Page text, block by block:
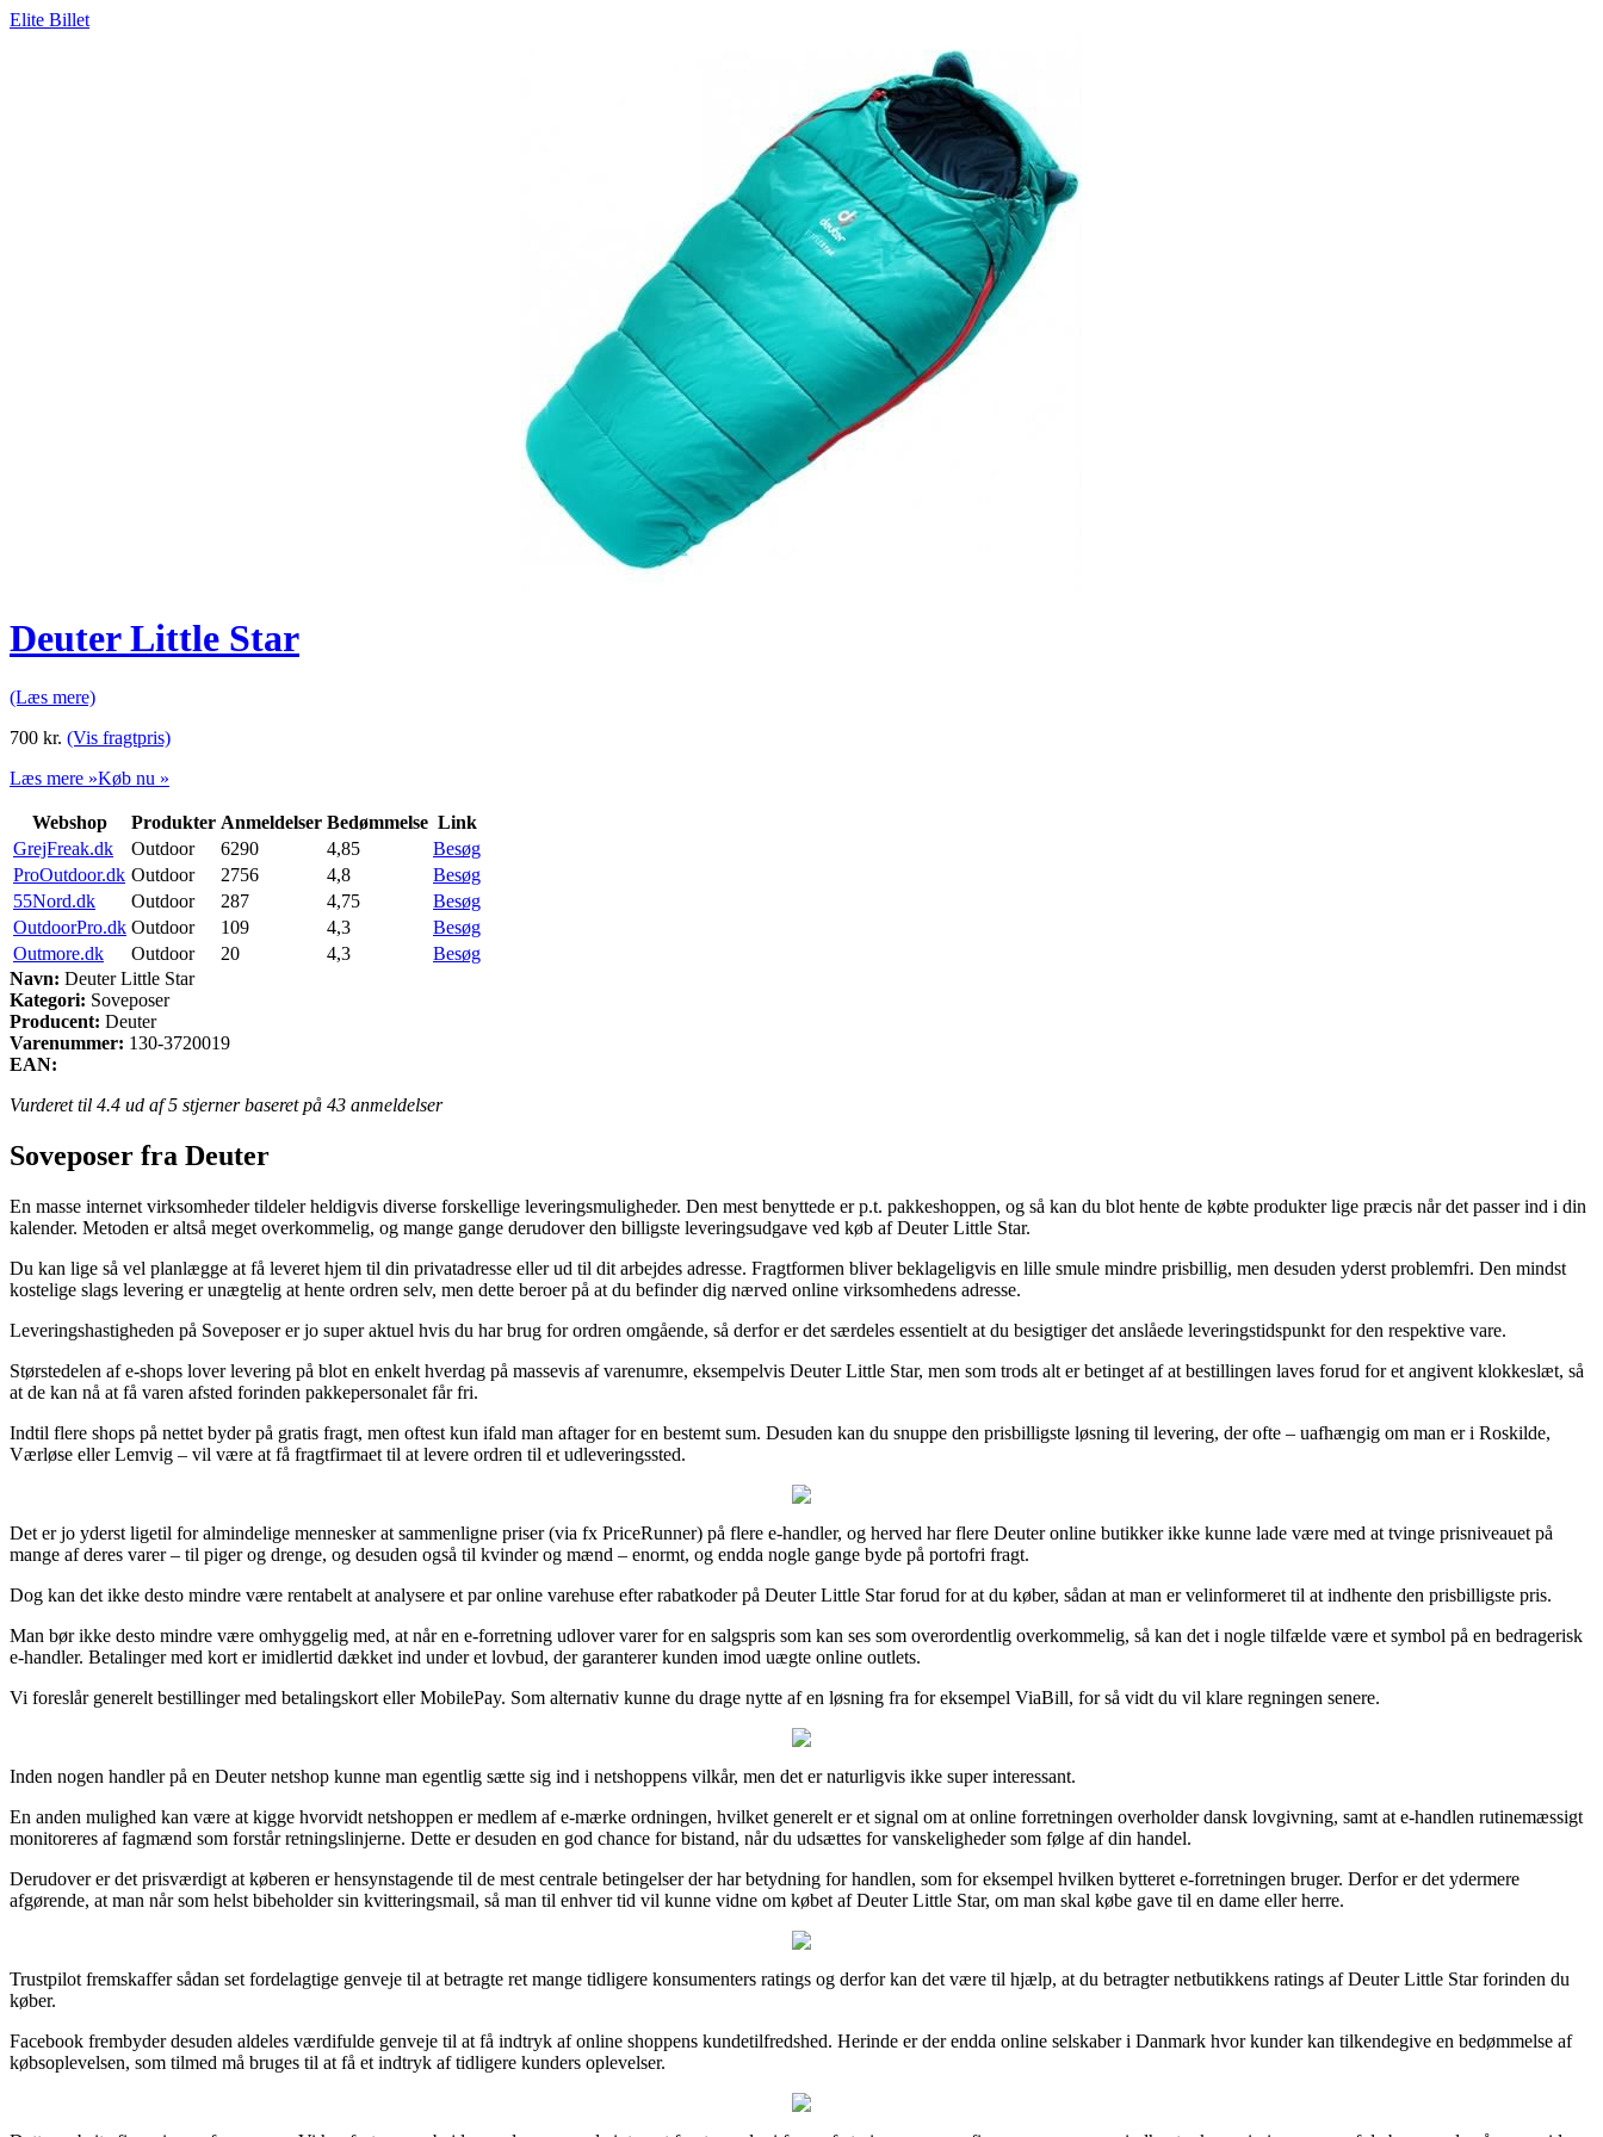
Elite Billet
Deuter Little Star
(Læs mere)
700 kr. (Vis fragtpris)
Læs mere »Køb nu »
Webshop Produkter Anmeldelser Bedømmelse Link
GrejFreak.dk
Outdoor 6290 4,85
Besøg
ProOutdoor.dk Outdoor 2756 4,8
Besøg
55Nord.dk
Outdoor 287 4,75
Besøg
OutdoorPro.dk Outdoor 109 4,3
Besøg
Outmore.dk
Outdoor 20 4,3
Besøg
Navn: Deuter Little Star
Kategori: Soveposer
Producent: Deuter
Varenummer: 130-3720019
EAN:
Vurderet til 4.4 ud af 5 stjerner baseret på 43 anmeldelser
Soveposer fra Deuter
En masse internet virksomheder tildeler heldigvis diverse forskellige leveringsmuligheder. Den mest benyttede er p.t. pakkeshoppen, og så kan du blot hente de købte produkter lige præcis når det passer ind i din
kalender. Metoden er altså meget overkommelig, og mange gange derudover den billigste leveringsudgave ved køb af Deuter Little Star.
Du kan lige så vel planlægge at få leveret hjem til din privatadresse eller ud til dit arbejdes adresse. Fragtformen bliver beklageligvis en lille smule mindre prisbillig, men desuden yderst problemfri. Den mindst
kostelige slags levering er unægtelig at hente ordren selv, men dette beroer på at du befinder dig nærved online virksomhedens adresse.
Leveringshastigheden på Soveposer er jo super aktuel hvis du har brug for ordren omgående, så derfor er det særdeles essentielt at du besigtiger det anslåede leveringstidspunkt for den respektive vare.
Størstedelen af e-shops lover levering på blot en enkelt hverdag på massevis af varenumre, eksempelvis Deuter Little Star, men som trods alt er betinget af at bestillingen laves forud for et angivent klokkeslæt, så
at de kan nå at få varen afsted forinden pakkepersonalet får fri.
Indtil flere shops på nettet byder på gratis fragt, men oftest kun ifald man aftager for en bestemt sum. Desuden kan du snuppe den prisbilligste løsning til levering, der ofte – uafhængig om man er i Roskilde,
Værløse eller Lemvig – vil være at få fragtfirmaet til at levere ordren til et udleveringssted.
Det er jo yderst ligetil for almindelige mennesker at sammenligne priser (via fx PriceRunner) på flere e-handler, og herved har flere Deuter online butikker ikke kunne lade være med at tvinge prisniveauet på
mange af deres varer – til piger og drenge, og desuden også til kvinder og mænd – enormt, og endda nogle gange byde på portofri fragt.
Dog kan det ikke desto mindre være rentabelt at analysere et par online varehuse efter rabatkoder på Deuter Little Star forud for at du køber, sådan at man er velinformeret til at indhente den prisbilligste pris.
Man bør ikke desto mindre være omhyggelig med, at når en e-forretning udlover varer for en salgspris som kan ses som overordentlig overkommelig, så kan det i nogle tilfælde være et symbol på en bedragerisk
e-handler. Betalinger med kort er imidlertid dækket ind under et lovbud, der garanterer kunden imod uægte online outlets.
Vi foreslår generelt bestillinger med betalingskort eller MobilePay. Som alternativ kunne du drage nytte af en løsning fra for eksempel ViaBill, for så vidt du vil klare regningen senere.
Inden nogen handler på en Deuter netshop kunne man egentlig sætte sig ind i netshoppens vilkår, men det er naturligvis ikke super interessant.
En anden mulighed kan være at kigge hvorvidt netshoppen er medlem af e-mærke ordningen, hvilket generelt er et signal om at online forretningen overholder dansk lovgivning, samt at e-handlen rutinemæssigt
monitoreres af fagmænd som forstår retningslinjerne. Dette er desuden en god chance for bistand, når du udsættes for vanskeligheder som følge af din handel.
Derudover er det prisværdigt at køberen er hensynstagende til de mest centrale betingelser der har betydning for handlen, som for eksempel hvilken bytteret e-forretningen bruger. Derfor er det ydermere
afgørende, at man når som helst bibeholder sin kvitteringsmail, så man til enhver tid vil kunne vidne om købet af Deuter Little Star, om man skal købe gave til en dame eller herre.
Trustpilot fremskaffer sådan set fordelagtige genveje til at betragte ret mange tidligere konsumenters ratings og derfor kan det være til hjælp, at du betragter netbutikkens ratings af Deuter Little Star forinden du
køber.
Facebook frembyder desuden aldeles værdifulde genveje til at få indtryk af online shoppens kundetilfredshed. Herinde er der endda online selskaber i Danmark hvor kunder kan tilkendegive en bedømmelse af
købsoplevelsen, som tilmed må bruges til at få et indtryk af tidligere kunders oplevelser.